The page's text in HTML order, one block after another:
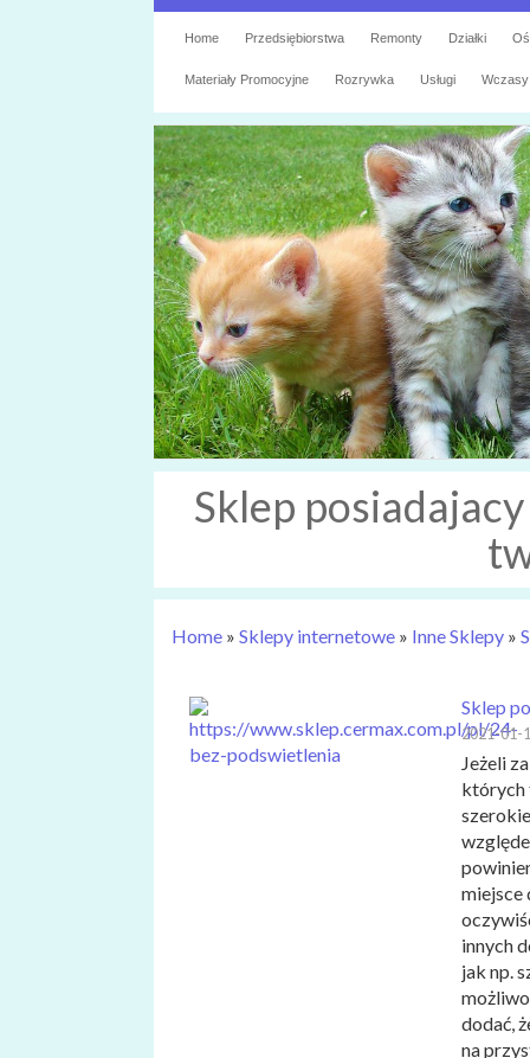
Home Przedsiębiorstwa Remonty Działki
Materiały Promocyjne Rozrywka Usługi Wczasy
Sklep
Home » Sklepy internetowe » Inne Sklepy »
Sklep
2021-01-
Jeżeli
których
miejsce
innych
jak np.
dodać,
na